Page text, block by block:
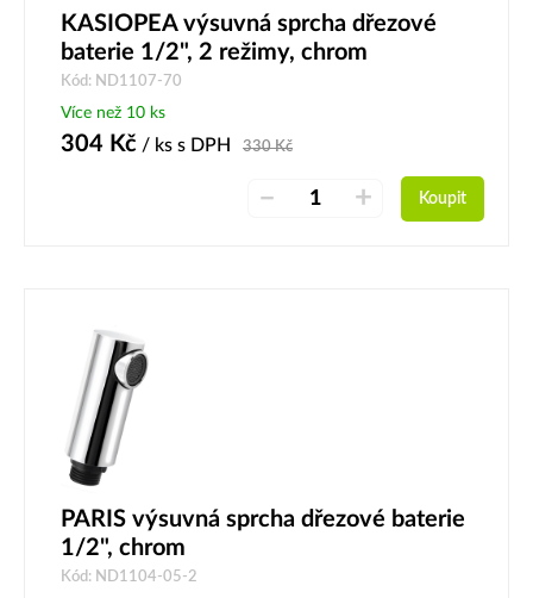
KASIOPEA výsuvná sprcha dřezové
baterie 1/2", 2 režimy, chrom
Kód: ND1107-70
Více než 10 ks
304 Kč / ks s DPH 330Kč
– + Koupit
PARIS výsuvná sprcha dřezové baterie
1/2", chrom
Kód: ND1104-05-2